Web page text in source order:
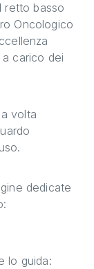
retto basso
Oncologico
carico dei
volta
dedicate
lo guida: